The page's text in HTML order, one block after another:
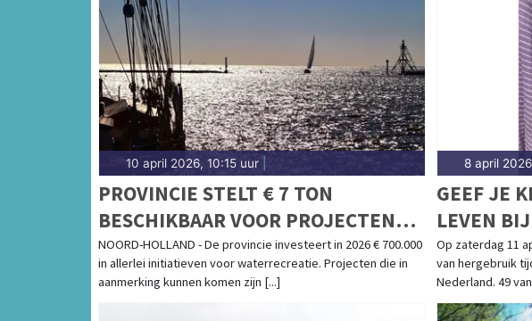
10 april 2026, 10:15 uur
PROVINCIE STELT € 7 TON
BESCHIKBAAR VOOR PROJECTEN
WATERRECREATIE
NOORD-HOLLAND - De provincie investeert in 2026 € 700.000
in allerlei initiatieven voor waterrecreatie. Projecten die in
aanmerking kunnen komen zijn [...]
8 april
GEEF JE
LEVEN
Op zaterdag 11
van hergebruik
Nederland. 49